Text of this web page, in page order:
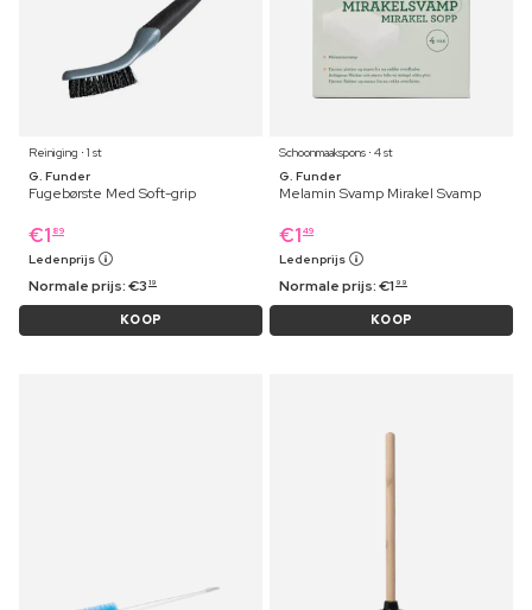
Reiniging ⋅ 1 st
G. Funder
Fugebørste Med Soft-grip
€1 89
Ledenprijs
Normale prijs:€3 19
KOOP
Schoonmaakspons ⋅ 4 st
G. Funder
Melamin Svamp Mirakel Svamp
€1 49
Ledenprijs
Normale prijs:€1 99
KOOP